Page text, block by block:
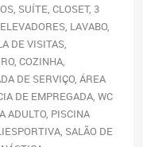
SUÍTE, CLOSET, 3
LAVABO,
DE VISITAS,
COZINHA,
DE SERVIÇO, ÁREA
DE EMPREGADA, WC
ADULTO, PISCINA
SALÃO DE